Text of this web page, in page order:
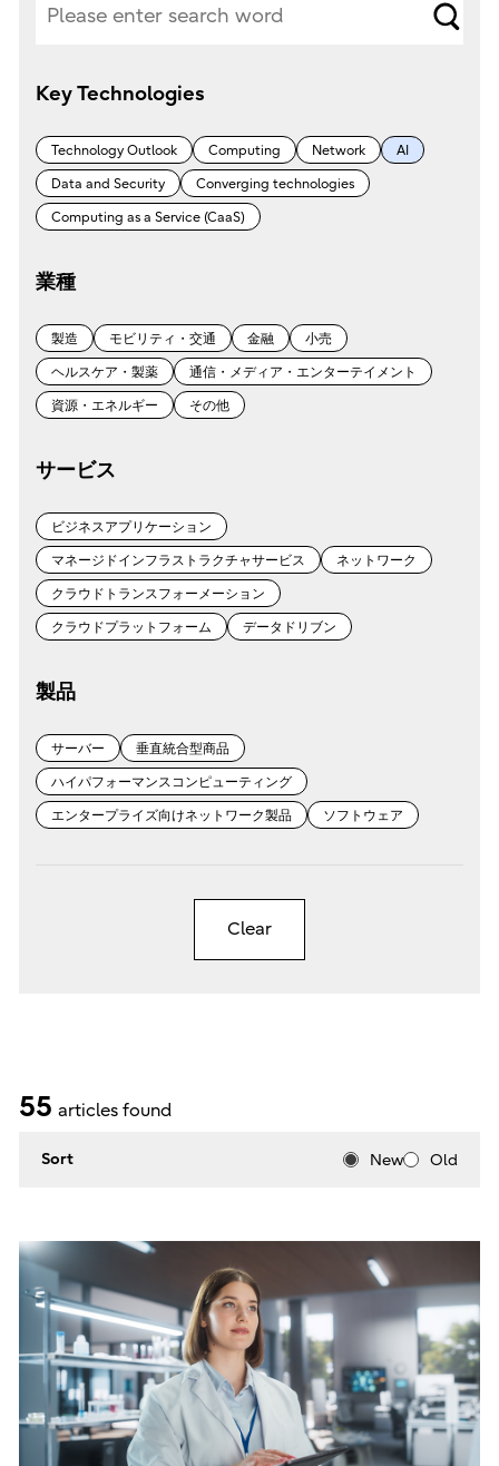
Key Technologies
Technology Outlook Computing Network AI
Data and Security Converging technologies
Computing as a Service (CaaS)
業種
製造 モビリティ・交通 金融 小売
ヘルスケア・製薬 通信・メディア・エンターテイメント
資源・エネルギー その他
サービス
ビジネスアプリケーション
マネージドインフラストラクチャサービス ネットワーク
クラウドトランスフォーメーション
クラウドプラットフォーム データドリブン
製品
サーバー 垂直統合型商品
ハイパフォーマンスコンピューティング
エンタープライズ向けネットワーク製品 ソフトウェア
Clear
55 articles found
Sort New Old